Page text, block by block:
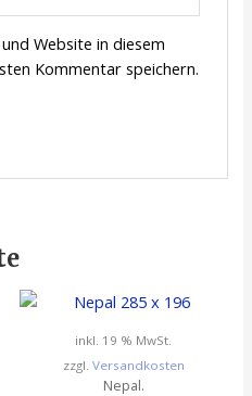
Website in diesem
Kommentar speichern.
inkl. 19 % MwSt.
zzgl. Versandkosten
Nepal.